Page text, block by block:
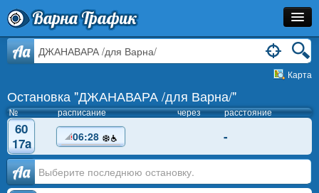
Варна Трафик
Остановка
Расписание
Как Добраться?
Инфо
Aa
Карта
Остановка "ДЖАНАВАРА /для Варна/"
№ расписание через расстояние
60
17a
06:28 -
Аа